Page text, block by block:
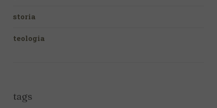
storia
teologia
tags